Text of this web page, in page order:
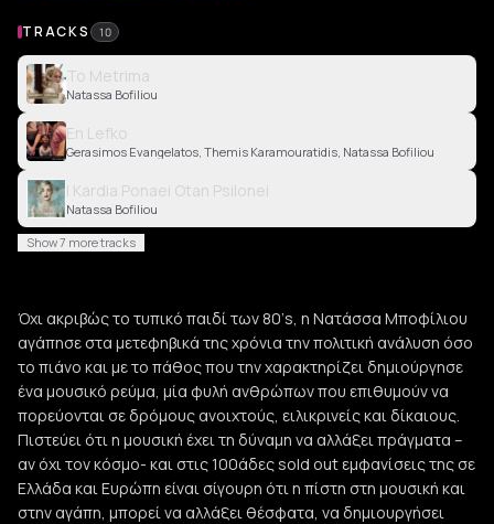
TRACKS 10
To Metrima
Natassa Bofiliou
En Lefko
Gerasimos Evangelatos, Themis Karamouratidis, Natassa Bofiliou
I Kardia Ponaei Otan Psilonei
Natassa Bofiliou
Show 7 more tracks
Όχι ακριβώς το τυπικό παιδί των 80’s, η Νατάσσα Μποφίλιου
αγάπησε στα μετεφηβικά της χρόνια την πολιτική ανάλυση όσο
το πιάνο και με το πάθος που την χαρακτηρίζει δημιούργησε
ένα μουσικό ρεύμα, μία φυλή ανθρώπων που επιθυμούν να
πορεύονται σε δρόμους ανοιχτούς, ειλικρινείς και δίκαιους.
Πιστεύει ότι η μουσική έχει τη δύναμη να αλλάξει πράγματα –
αν όχι τον κόσμο- και στις 100άδες sold out εμφανίσεις της σε
Ελλάδα και Ευρώπη είναι σίγουρη ότι η πίστη στη μουσική και
στην αγάπη, μπορεί να αλλάξει θέσφατα, να δημιουργήσει